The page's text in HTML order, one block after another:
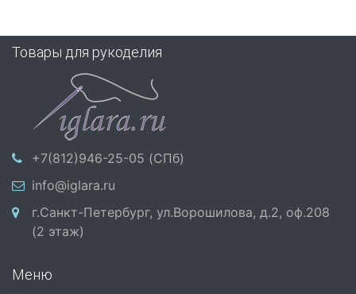
Товары для рукоделия
+7(812)946-25-05 (СПб)
info@iglara.ru
г.Санкт-Петербург, ул.Ворошилова, д.2, оф.208
(2 этаж)
Меню